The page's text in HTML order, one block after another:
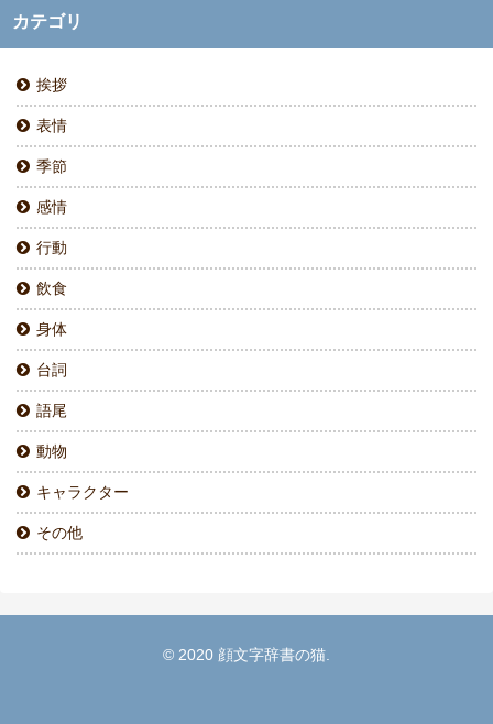
カテゴリ
挨拶
表情
季節
感情
行動
飲食
身体
台詞
語尾
動物
キャラクター
その他
© 2020 顔文字辞書の猫.